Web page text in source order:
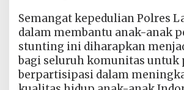
Semangat kepedulian Polres
dalam membantu anak-anak
stunting ini diharapkan
bagi seluruh komunitas untuk
berpartisipasi dalam